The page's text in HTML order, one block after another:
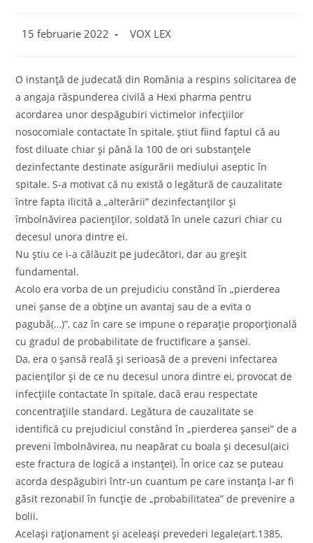
Post
15 februarie 2022
Post
VOX LEX
O instanță de judecată din România a respins solicitarea de
a angaja răspunderea civilă a Hexi pharma pentru
acordarea unor despăgubiri victimelor infecțiilor
nosocomiale contactate în spitale, știut fiind faptul că au
fost diluate chiar și până la 100 de ori substanțele
dezinfectante destinate asigurării mediului aseptic în
spitale. S-a motivat că nu există o legătură de cauzalitate
între fapta ilicită a „alterării” dezinfectanților și
îmbolnăvirea pacienților, soldată în unele cazuri chiar cu
decesul unora dintre ei.
Nu știu ce i-a călăuzit pe judecători, dar au greșit
fundamental.
Acolo era vorba de un prejudiciu constând în „pierderea
unei șanse de a obține un avantaj sau de a evita o
pagubă(…)”, caz în care se impune o reparație proporțională
cu gradul de probabilitate de fructificare a șansei.
Da, era o șansă reală și serioasă de a preveni infectarea
pacienților și de ce nu decesul unora dintre ei, provocat de
infecțiile contactate în spitale, dacă erau respectate
concentrațiile standard. Legătura de cauzalitate se
identifică cu prejudiciul constând în „pierderea șansei” de a
preveni îmbolnăvirea, nu neapărat cu boala și decesul(aici
este fractura de logică a instanței). În orice caz se puteau
acorda despăgubiri într-un cuantum pe care instanța l-ar fi
găsit rezonabil în funcție de „probabilitatea” de prevenire a
bolii.
Același raționament și aceleași prevederi legale(art.1385,